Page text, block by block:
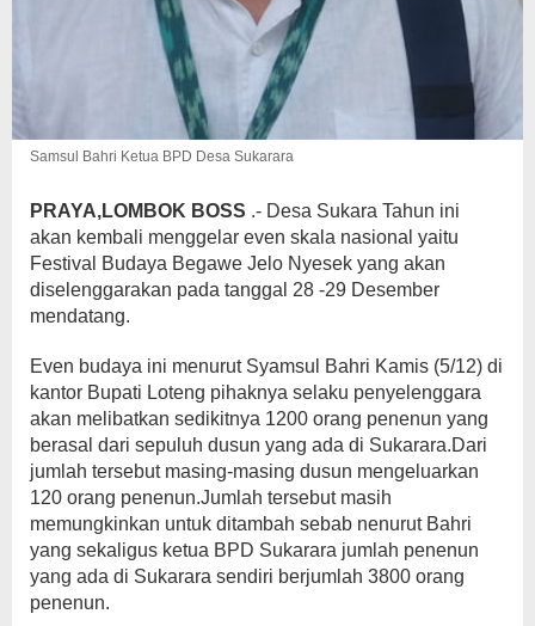
Samsul Bahri Ketua BPD Desa Sukarara
PRAYA,LOMBOK BOSS .- Desa Sukara Tahun ini
akan kembali menggelar even skala nasional yaitu
Festival Budaya Begawe Jelo Nyesek yang akan
diselenggarakan pada tanggal 28 -29 Desember
mendatang.
Even budaya ini menurut Syamsul Bahri Kamis (5/12) di
kantor Bupati Loteng pihaknya selaku penyelenggara
akan melibatkan sedikitnya 1200 orang penenun yang
berasal dari sepuluh dusun yang ada di Sukarara.Dari
jumlah tersebut masing-masing dusun mengeluarkan
120 orang penenun.Jumlah tersebut masih
memungkinkan untuk ditambah sebab nenurut Bahri
yang sekaligus ketua BPD Sukarara jumlah penenun
yang ada di Sukarara sendiri berjumlah 3800 orang
penenun.